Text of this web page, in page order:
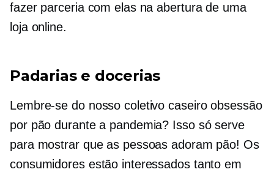
fazer parceria com elas na abertura de uma
loja online.
Padarias e docerias
Lembre-se do nosso coletivocaseiroobsessão
por pão durante a pandemia? Isso só serve
para mostrar que as pessoas adoram pão! Os
consumidores estão interessados ​​tanto em